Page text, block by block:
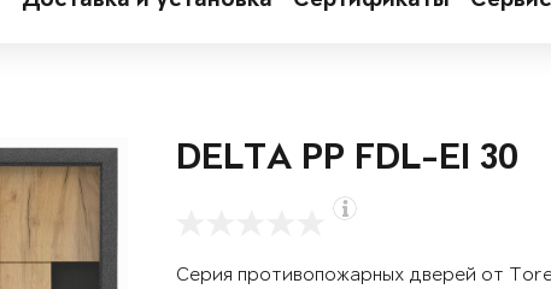
DELTA PP FDL-EI 30
Серия противопожарных дверей от